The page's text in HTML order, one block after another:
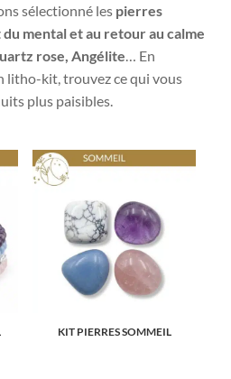
sélectionné les pierres
du mental et au retour au calme
rose, Angélite… En
litho-kit, trouvez ce qui vous
plus paisibles.
KIT PIERRES SOMMEIL